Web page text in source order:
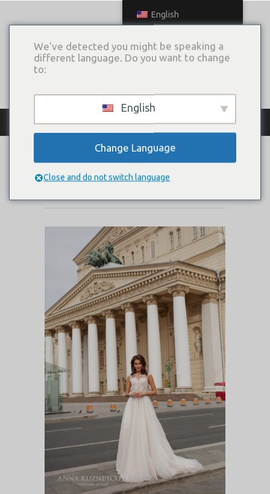
КАТАЛОГ ПЛАТЬЕВ
ROCHELL
English
We've detected you might be speaking a
different language. Do you want to change
to:
English
Change Language
Close and do not switch language